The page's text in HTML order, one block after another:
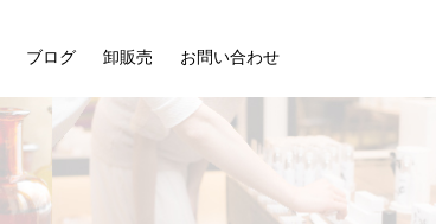
ブログ 卸販売 お問い合わせ